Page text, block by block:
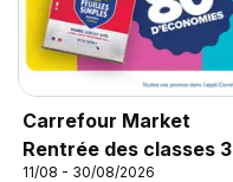
Carrefour Market
Rentrée des classes 3
11/08 - 30/08/2026